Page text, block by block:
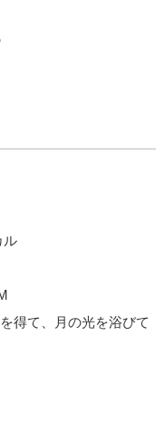
ル
得て、月の光を浴びて